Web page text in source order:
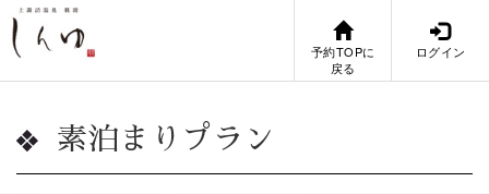
予約TOPに
戻る
ログイン
素泊まりプラン